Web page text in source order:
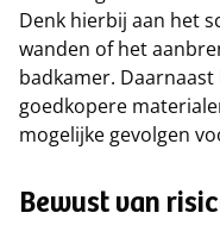
Denk hierbij aan het
wanden of het
badkamer.
goedkopere
mogelijke gevolgen
Bewust van